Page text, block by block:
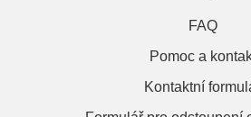
FAQ
Pomoc a
Kontaktní